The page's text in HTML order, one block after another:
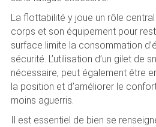
La flottabilité y joue un rôle
corps et son équipement pour
surface limite la consommation
sécurité. L’utilisation d’un gilet de
nécessaire, peut également être
la position et d’améliorer le
moins aguerris.
Il est essentiel de bien se